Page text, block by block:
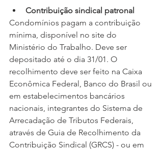
Contribuição sindical patronal
Condomínios pagam a contribuição
mínima, disponível no site do
Ministério do Trabalho. Deve ser
depositado até o dia 31/01. O
recolhimento deve ser feito na Caixa
Econômica Federal, Banco do Brasil ou
em estabelecimentos bancários
nacionais, integrantes do Sistema de
Arrecadação de Tributos Federais,
através de Guia de Recolhimento da
Contribuição Sindical (GRCS) - ou em